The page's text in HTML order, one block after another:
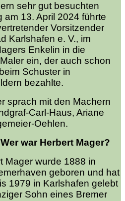
sehr gut besuchten
13. April 2024 führte
Vorsitzender
Karlshafen e. V., im
Enkelin in die
ein, der auch schon
Schuster in
bezahlte.
sprach mit den Machern
Carl-Haus, Ariane
Oehlen.
war Herbert Mager?
Mager wurde 1888 in
geboren und hat
1979 in Karlshafen gelebt
Sohn eines Bremer